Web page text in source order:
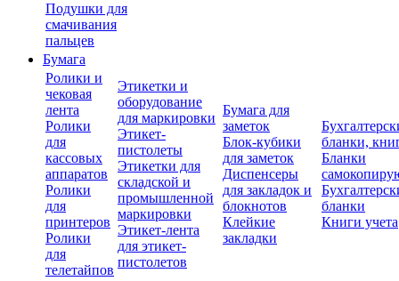
Подушки для
смачивания
пальцев
Бумага
Ролики и
чековая
лента
Ролики
для
кассовых
аппаратов
Ролики
для
принтеров
Ролики
для
телетайпов
Этикетки и
оборудование
для маркировки
Этикет-
пистолеты
Этикетки для
складской и
промышленной
маркировки
Этикет-лента
для этикет-
пистолетов
Бумага для
заметок
Блок-кубики
для заметок
Диспенсеры
для закладок и
блокнотов
Клейкие
закладки
бланки,
Бланки
бланки
Книги учета